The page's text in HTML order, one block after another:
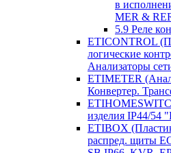
в
MER &
5.9 Реле
ETICONTROL
логические
Анализаторы
ETIMETER
Конвертер.
изделия IP44/54
ETIBOX
распред. щиты